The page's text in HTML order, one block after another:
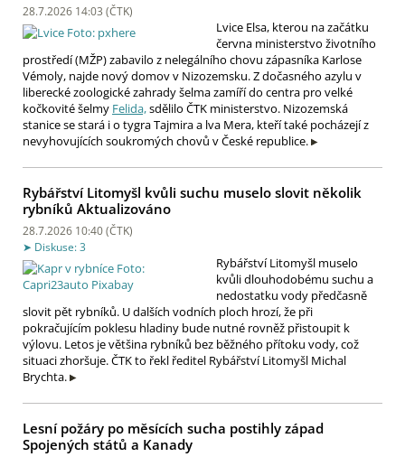
28.7.2026 14:03 (ČTK)
Lvice Elsa, kterou na začátku
června ministerstvo životního
prostředí (MŽP) zabavilo z nelegálního chovu zápasníka Karlose
Vémoly, najde nový domov v Nizozemsku. Z dočasného azylu v
liberecké zoologické zahrady šelma zamíří do centra pro velké
kočkovité šelmy Felida,sdělilo ČTK ministerstvo. Nizozemská
stanice se stará i o tygra Tajmira a lva Mera, kteří také pocházejí z
nevyhovujících soukromých chovů v České republice.
Rybářství Litomyšl kvůli suchu muselo slovit několik
rybníků Aktualizováno
28.7.2026 10:40 (ČTK)
Diskuse: 3
Rybářství Litomyšl muselo
kvůli dlouhodobému suchu a
nedostatku vody předčasně
slovit pět rybníků. U dalších vodních ploch hrozí, že při
pokračujícím poklesu hladiny bude nutné rovněž přistoupit k
výlovu. Letos je většina rybníků bez běžného přítoku vody, což
situaci zhoršuje. ČTK to řekl ředitel Rybářství Litomyšl Michal
Brychta.
Lesní požáry po měsících sucha postihly západ
Spojených států a Kanady